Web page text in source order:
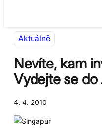
Aktuálně
Nevíte, kam
Vydejte se do
4. 4. 2010